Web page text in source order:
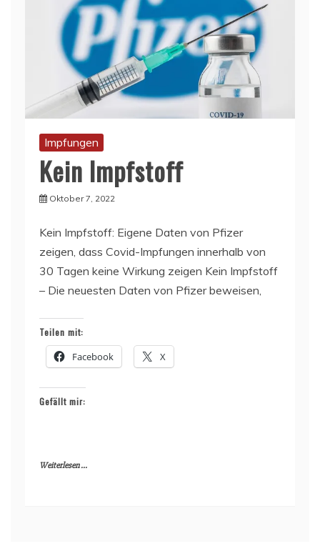
Impfungen
Kein Impfstoff
Oktober 7, 2022
Kein Impfstoff: Eigene Daten von Pfizer
zeigen, dass Covid-Impfungen innerhalb von
30 Tagen keine Wirkung zeigen Kein Impfstoff
– Die neuesten Daten von Pfizer beweisen,
Teilen mit:
Facebook X
Gefällt mir:
Weiterlesen ...